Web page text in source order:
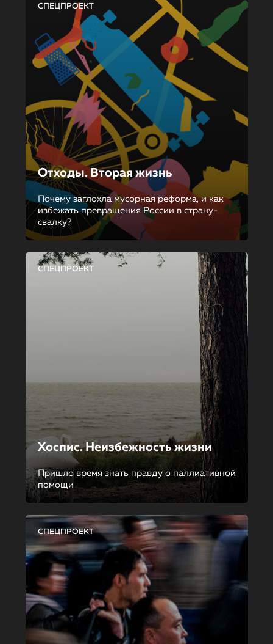
СПЕЦПРОЕКТ
Отходы. Вторая жизнь
Почему заглохла мусорная реформа, и как
избежать превращения России в страну-
свалку?
СПЕЦПРОЕКТ
Хоспис. Неизбежность жизни
Пришло время знать правду о паллиативной
помощи
СПЕЦПРОЕКТ